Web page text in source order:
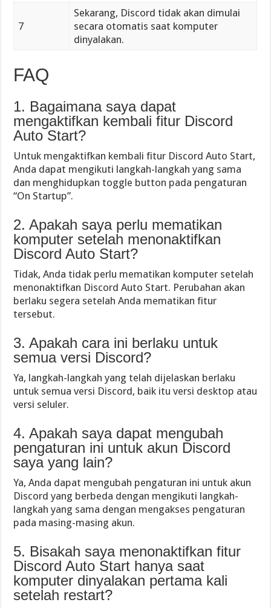
7
Sekarang, Discord tidak akan dimulai
secara otomatis saat komputer
dinyalakan.
FAQ
1. Bagaimana saya dapat
mengaktifkan kembali fitur Discord
Auto Start?
Untuk mengaktifkan kembali fitur Discord Auto Start,
Anda dapat mengikuti langkah-langkah yang sama
dan menghidupkan toggle button pada pengaturan
“On Startup”.
2. Apakah saya perlu mematikan
komputer setelah menonaktifkan
Discord Auto Start?
Tidak, Anda tidak perlu mematikan komputer setelah
menonaktifkan Discord Auto Start. Perubahan akan
berlaku segera setelah Anda mematikan fitur
tersebut.
3. Apakah cara ini berlaku untuk
semua versi Discord?
Ya, langkah-langkah yang telah dijelaskan berlaku
untuk semua versi Discord, baik itu versi desktop atau
versi seluler.
4. Apakah saya dapat mengubah
pengaturan ini untuk akun Discord
saya yang lain?
Ya, Anda dapat mengubah pengaturan ini untuk akun
Discord yang berbeda dengan mengikuti langkah-
langkah yang sama dengan mengakses pengaturan
pada masing-masing akun.
5. Bisakah saya menonaktifkan fitur
Discord Auto Start hanya saat
komputer dinyalakan pertama kali
setelah restart?